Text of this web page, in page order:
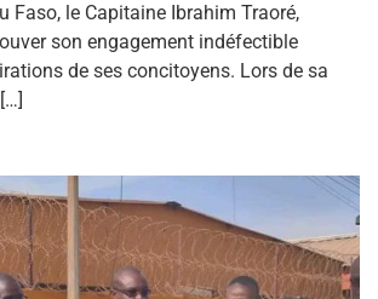
Faso, le Capitaine Ibrahim Traoré,
son engagement indéfectible
de ses concitoyens. Lors de sa